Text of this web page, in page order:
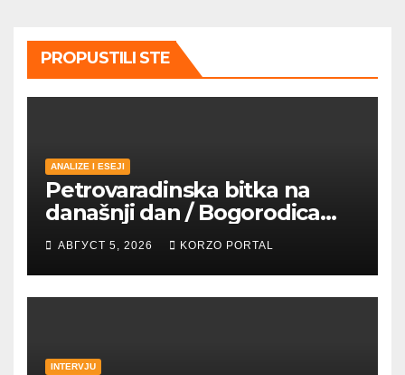
PROPUSTILI STE
ANALIZE I ESEJI
Petrovaradinska bitka na
današnji dan / Bogorodica
pobednica u
petrovaradinskom Podgrađu
АВГУСТ 5, 2026 KORZO PORTAL
INTERVJU